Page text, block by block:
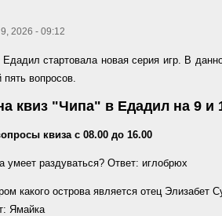
2026 - 09:12
Едадил стартовала новая серия игр. В
вопросов.
квиз "Чипа" в Едадил на 9 и
квиза с 08.00 до 16.00
умеет раздуваться? Ответ: иглобрюх
какого острова является отец Элизабет
Ямайка